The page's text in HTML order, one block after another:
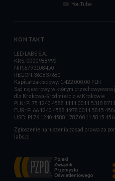
YouTube
KONTAKT
LED LABS S.A.
KRS: 0000988995
NIP:6793108450
REGON:360837680
Kapitał zakładowy: 1.422.000,00 PLN
Sąd rejestrowy, w którym przechowywana
dla Krakowa-Śródmieścia w Krakowie
PLN: PL75 1240 4588 1111 0011 5318 8711
EUR: PL66 1240 4588 1978 0011 5815
USD: PL76 1240 4588 1787 0011 5815
Zgłoszenie naruszenia zasad prawa za
labs.pl